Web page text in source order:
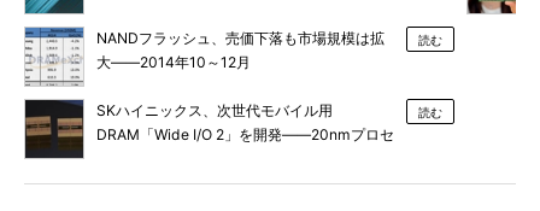
NANDフラッシュ、売価下落も市場規模は拡
大――2014年10～12月
読む
SKハイニックス、次世代モバイル用
DRAM「Wide I/O 2」を開発――20nmプロセ
読む